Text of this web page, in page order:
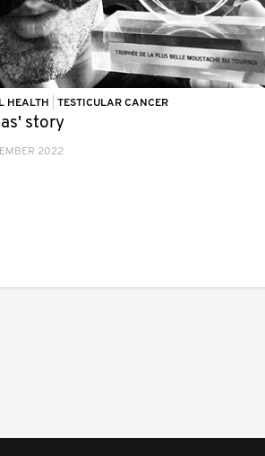
HEALTH TESTICULAR CANCER
story
2022